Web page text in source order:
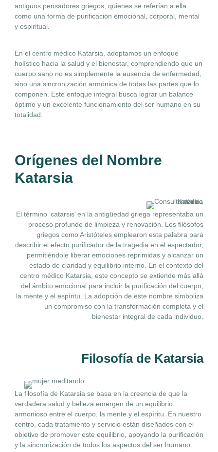
antiguos pensadores griegos, quienes se referían a ella
como una forma de purificación emocional, corporal, mental
y espiritual.
En el centro médico Katarsia, adoptamos un enfoque
holístico hacia la salud y el bienestar, comprendiendo que un
cuerpo sano no es simplemente la ausencia de enfermedad,
sino una sincronización armónica de todas las partes que lo
componen. Este enfoque integral busca lograr un balance
óptimo y un excelente funcionamiento del ser humano en su
totalidad.
Orígenes del Nombre
Katarsia
El término ‘catarsis’ en la antigüedad griega representaba un
proceso profundo de limpieza y renovación. Los filósofos
griegos como Aristóteles emplearon esta palabra para
describir el efecto purificador de la tragedia en el espectador,
permitiéndole liberar emociones reprimidas y alcanzar un
estado de claridad y equilibrio interno. En el contexto del
centro médico Katarsia, este concepto se extiende más allá
del ámbito emocional para incluir la purificación del cuerpo,
la mente y el espíritu. La adopción de este nombre simboliza
un compromiso con la transformación completa y el
bienestar integral de cada individuo.
Filosofía de Katarsia
La filosofía de Katarsia se basa en la creencia de que la
verdadera salud y belleza emergen de un equilibrio
armonioso entre el cuerpo, la mente y el espíritu. En nuestro
centro, cada tratamiento y servicio están diseñados con el
objetivo de promover este equilibrio, apoyando la purificación
y la sincronización de todos los aspectos del ser humano.